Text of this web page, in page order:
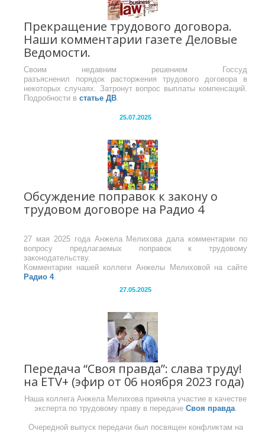
Прекращение трудового договора.
Наши комментарии газете Деловые
Ведомости.
Своим недавним решением Госсуд
разъясненил порядок расторжения трудового договора в
некоторых случаях. Затронут вопрос выплаты компенсаций.
Подробности в статье ДВ.
25.07.2025
Обсуждение поправок к закону о
трудовом договоре на Радио 4
27 мая 2025 года Анжела Мелихова дала комментарии по
вопросу предлагаемых поправок к трудовому
законодательству.
Комментарии нашей коллеги Анжелы Мелиховой на сайте
Радио 4.
27.05.2025
Передача “Своя правда”: слава труду!
на ETV+ (эфир от 06 ноября 2023 года)
Наша коллега Анжела Мелихова приняла участие в качестве
эксперта по трудовому праву в передаче Своя правда.
Очередной выпуск передачи был посвящен конфликтам на